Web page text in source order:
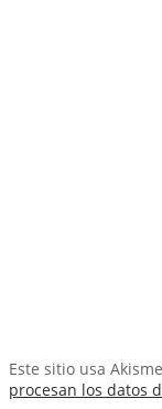
Este sitio usa
procesan los datos